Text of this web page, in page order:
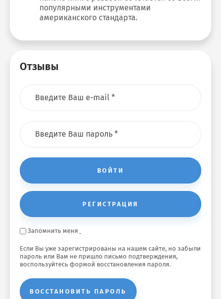
популярными инструментами
американского стандарта.
Отзывы
ВОЙТИ
РЕГИСТРАЦИЯ
Запомнить меня
Если Вы уже зарегистрированы на нашем сайте, но забыли
пароль или Вам не пришло письмо подтверждения,
воспользуйтесь формой восстановления пароля.
ВОССТАНОВИТЬ ПАРОЛЬ